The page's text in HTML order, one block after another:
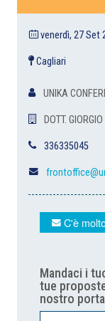
venerdì, 27 Set
Cagliari
UNIKA
DOTT.
336335045
C'è
Mandaci i
tue
nostro